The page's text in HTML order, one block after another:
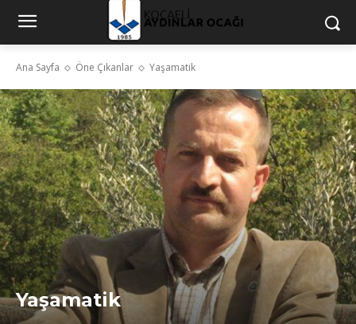
Ana Sayfa Öne Çıkanlar Yaşamatik
Yaşamatik